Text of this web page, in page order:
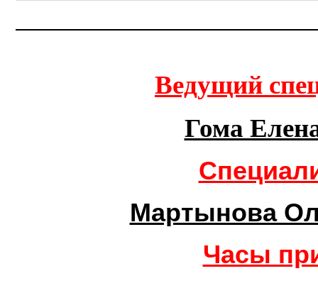
Ведущий
Гома
Мартынова
Часы